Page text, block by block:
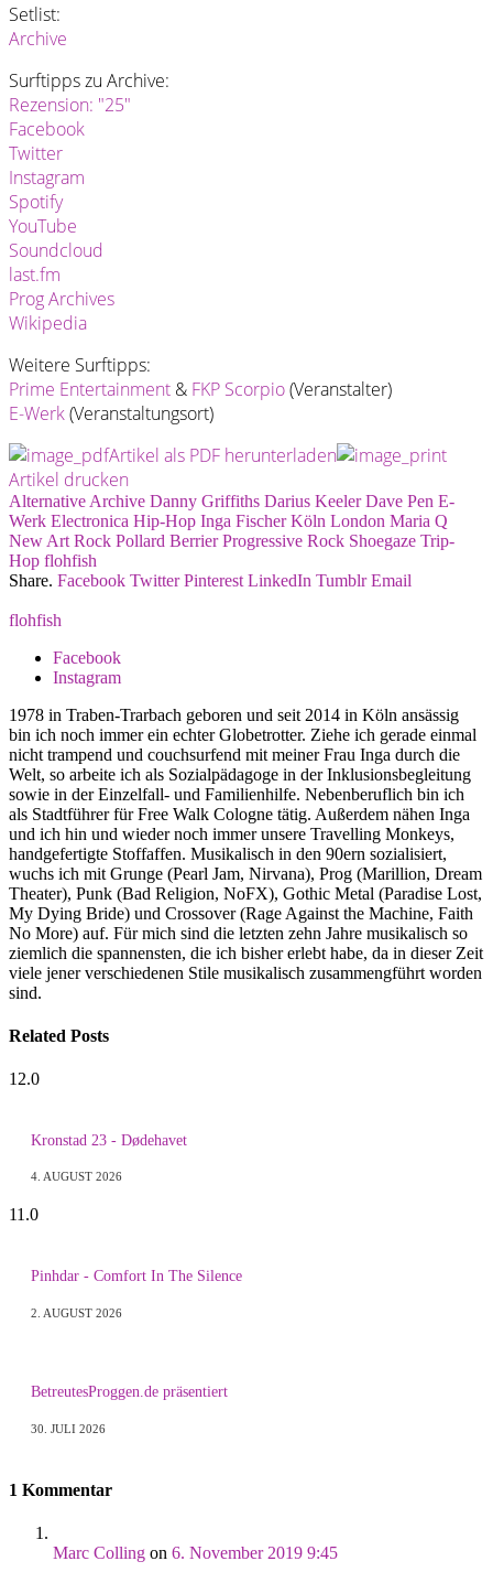
Setlist:
Archive
Surftipps zu Archive:
Rezension: "25"
Facebook
Twitter
Instagram
Spotify
YouTube
Soundcloud
last.fm
Prog Archives
Wikipedia
Weitere Surftipps:
Prime Entertainment & FKP Scorpio(Veranstalter)
E-Werk(Veranstaltungsort)
Artikel als PDF herunterladen
Artikel drucken
Alternative Archive Danny Griffiths Darius Keeler Dave Pen E-
Werk Electronica Hip-Hop Inga Fischer Köln London Maria Q
New Art Rock Pollard Berrier Progressive Rock Shoegaze Trip-
Hop flohfish
Share. Facebook Twitter Pinterest LinkedIn Tumblr Email
flohfish
Facebook
Instagram
1978 in Traben-Trarbach geboren und seit 2014 in Köln ansässig
bin ich noch immer ein echter Globetrotter. Ziehe ich gerade einmal
nicht trampend und couchsurfend mit meiner Frau Inga durch die
Welt, so arbeite ich als Sozialpädagoge in der Inklusionsbegleitung
sowie in der Einzelfall- und Familienhilfe. Nebenberuflich bin ich
als Stadtführer für Free Walk Cologne tätig. Außerdem nähen Inga
und ich hin und wieder noch immer unsere Travelling Monkeys,
handgefertigte Stoffaffen. Musikalisch in den 90ern sozialisiert,
wuchs ich mit Grunge (Pearl Jam, Nirvana), Prog (Marillion, Dream
Theater), Punk (Bad Religion, NoFX), Gothic Metal (Paradise Lost,
My Dying Bride) und Crossover (Rage Against the Machine, Faith
No More) auf. Für mich sind die letzten zehn Jahre musikalisch so
ziemlich die spannensten, die ich bisher erlebt habe, da in dieser Zeit
viele jener verschiedenen Stile musikalisch zusammengführt worden
sind.
Related Posts
12.0
Kronstad 23 - Dødehavet
4. AUGUST 2026
11.0
Pinhdar - Comfort In The Silence
2. AUGUST 2026
BetreutesProggen.de präsentiert
30. JULI 2026
1 Kommentar
Marc Colling on 6. November 2019 9:45